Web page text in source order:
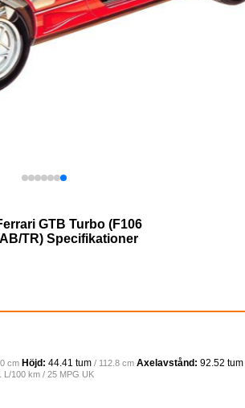
GTB Turbo (F106
AB/TR) Specifikationer
cm Höjd: 44.41 tum / 112.8 cm Axelavstånd: 92.52 tum
L/100 km / 25 MPG UK